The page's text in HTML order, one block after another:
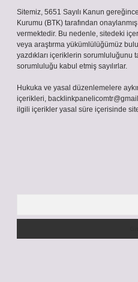
Sitemiz, 5651 Sayılı Kanun
Kurumu (BTK) tarafından
vermektedir. Bu nedenle, sitedeki
veya araştırma yükümlülüğümüz
yazdıkları içeriklerin sorumluluğunu
sorumluluğu kabul etmiş sayılırlar.
Hukuka ve yasal düzenlemelere
içerikleri,
ilgili içerikler yasal süre içerisinde